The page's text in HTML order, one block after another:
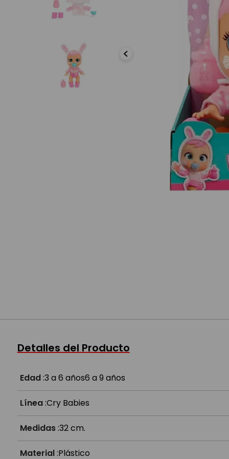
Detalles del Producto
Edad:3 a 6 años6 a 9 años
Línea:Cry Babies
Medidas:32 cm.
Material:Plástico